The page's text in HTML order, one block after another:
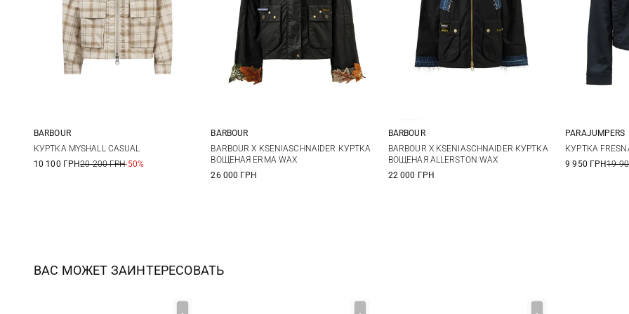
8 10 12
BARBOUR
КУРТКА MYSHALL CASUAL
10 100 ГРН20 200 ГРН-50%
8 10 12 14
BARBOUR
BARBOUR X KSENIASCHNAIDER КУРТКА
ВОЩЕНАЯ ERMA WAX
26 000 ГРН
6 8 10 12
14
BARBOUR
BARBOUR X KSENIASCHNAIDER КУРТКА
ВОЩЕНАЯ ALLERSTON WAX
22 000 ГРН
XS
PARAJUMPERS
КУРТКА
9 950 ГРН19
ВАС МОЖЕТ ЗАИНТЕРЕСОВАТЬ